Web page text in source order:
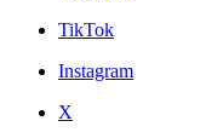
TikTok
Instagram
X